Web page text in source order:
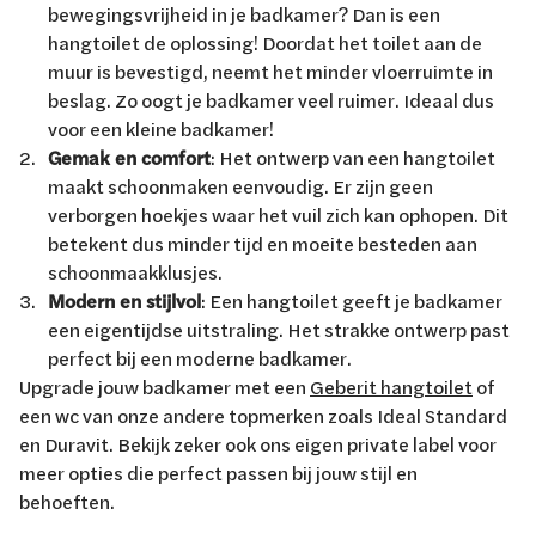
bewegingsvrijheid in je badkamer? Dan is een
hangtoilet de oplossing! Doordat het toilet aan de
muur is bevestigd, neemt het minder vloerruimte in
beslag. Zo oogt je badkamer veel ruimer. Ideaal dus
voor een kleine badkamer!
Gemak en comfort: Het ontwerp van een hangtoilet
maakt schoonmaken eenvoudig. Er zijn geen
verborgen hoekjes waar het vuil zich kan ophopen. Dit
betekent dus minder tijd en moeite besteden aan
schoonmaakklusjes.
Modern en stijlvol: Een hangtoilet geeft je badkamer
een eigentijdse uitstraling. Het strakke ontwerp past
perfect bij een moderne badkamer.
Upgrade jouw badkamer met een Geberit hangtoilet of
een wc van onze andere topmerken zoals Ideal Standard
en Duravit. Bekijk zeker ook ons eigen private label voor
meer opties die perfect passen bij jouw stijl en
behoeften.